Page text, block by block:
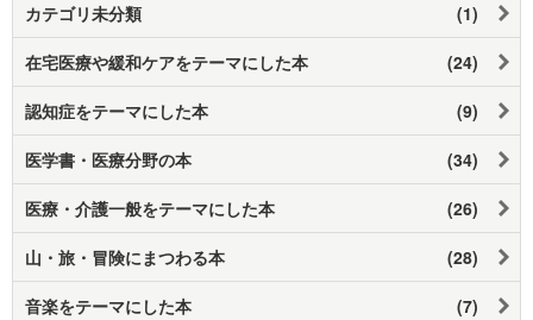
カテゴリ未分類 (1)
在宅医療や緩和ケアをテーマにした本 (24)
認知症をテーマにした本 (9)
医学書・医療分野の本 (34)
医療・介護一般をテーマにした本 (26)
山・旅・冒険にまつわる本 (28)
音楽をテーマにした本 (7)